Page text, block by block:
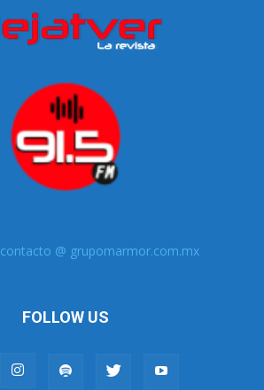
contacto @ grupomarmor.com.mx
FOLLOW US